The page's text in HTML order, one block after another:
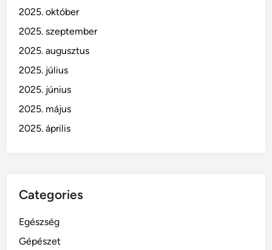
2025. október
2025. szeptember
2025. augusztus
2025. július
2025. június
2025. május
2025. április
Categories
Egészség
Gépészet